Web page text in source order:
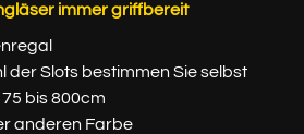
immer griffbereit
der Slots bestimmen Sie selbst
bis 800cm
anderen Farbe